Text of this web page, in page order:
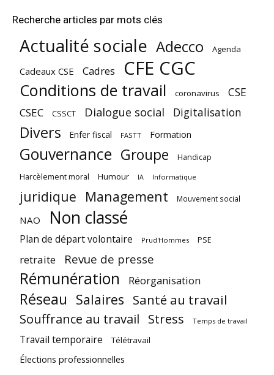
Recherche articles par mots clés
Actualité sociale Adecco Agenda
Cadeaux CSE Cadres CFE CGC
Conditions de travail coronavirus CSE
CSEC CSSCT Dialogue social Digitalisation
Divers Enfer fiscal FASTT Formation
Gouvernance Groupe Handicap
Harcèlement moral Humour IA Informatique
juridique Management Mouvement social
NAO Non classé
Plan de départ volontaire Prud'Hommes PSE
retraite Revue de presse
Rémunération Réorganisation
Réseau Salaires Santé au travail
Souffrance au travail Stress Temps de travail
Travail temporaire Télétravail
Élections professionnelles